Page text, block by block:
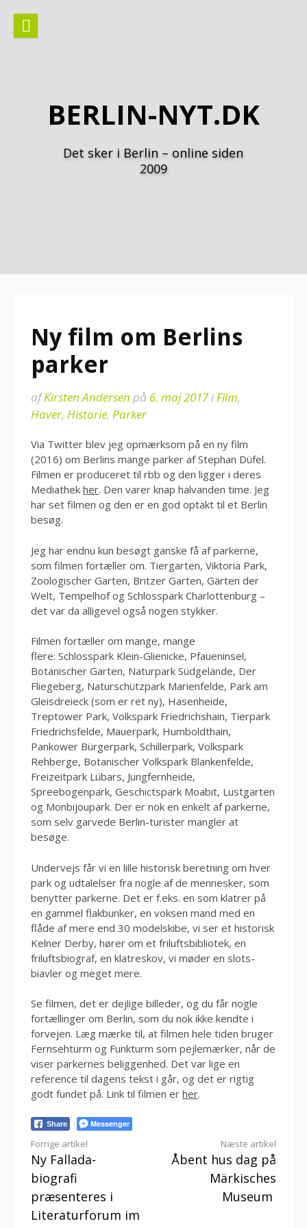
indhold
BERLIN-NYT.DK
Det sker i Berlin – online siden
2009
Ny film om Berlins
parker
afKirsten Andersen på 6. maj 2017iFilm,
Haver, Historie, Parker
Via Twitter blev jeg opmærksom på en ny film
(2016) om Berlins mange parker af Stephan Düfel.
Filmen er produceret til rbb og den ligger i deres
Mediathek her. Den varer knap halvanden time. Jeg
har set filmen og den er en god optakt til et Berlin
besøg.
Jeg har endnu kun besøgt ganske få af parkerne,
som filmen fortæller om. Tiergarten, Viktoria Park,
Zoologischer Garten, Britzer Garten, Gärten der
Welt, Tempelhof og Schlosspark Charlottenburg –
det var da alligevel også nogen stykker.
Filmen fortæller om mange, mange
flere: Schlosspark Klein-Glienicke, Pfaueninsel,
Botanischer Garten, Naturpark Südgelände, Der
Fliegeberg, Naturschützpark Marienfelde, Park am
Gleisdreieck (som er ret ny), Hasenheide,
Treptower Park, Volkspark Friedrichshain, Tierpark
Friedrichsfelde, Mauerpark, Humboldthain,
Pankower Bürgerpark, Schillerpark, Volkspark
Rehberge, Botanischer Volkspark Blankenfelde,
Freizeitpark Lübars, Jungfernheide,
Spreebogenpark, Geschictspark Moabit, Lustgarten
og Monbijoupark. Der er nok en enkelt af parkerne,
som selv garvede Berlin-turister mangler at
besøge.
Undervejs får vi en lille historisk beretning om hver
park og udtalelser fra nogle af de mennesker, som
benytter parkerne. Det er f.eks. en som klatrer på
en gammel flakbunker, en voksen mand med en
flåde af mere end 30 modelskibe, vi ser et historisk
Kelner Derby, hører om et friluftsbibliotek, en
friluftsbiograf, en klatreskov, vi møder en slots-
biavler og meget mere.
Se filmen, det er dejlige billeder, og du får nogle
fortællinger om Berlin, som du nok ikke kendte i
forvejen. Læg mærke til, at filmen hele tiden bruger
Fernsehturm og Funkturm som pejlemærker, når de
viser parkernes beliggenhed. Det var lige en
reference til dagens tekst i går, og det er rigtig
godt fundet på. Link til filmen er her.
Share Messenger
Læs
videre
Forrige artikel
Ny Fallada-
biografi
præsenteres i
Literaturforum im
Næste artikel
Åbent hus dag på
Märkisches
Museum